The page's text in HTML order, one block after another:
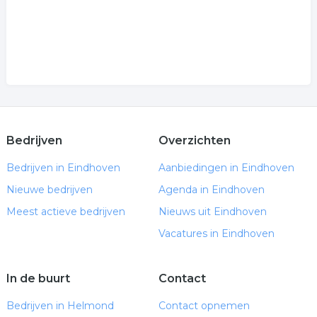
Bedrijven
Bedrijven in Eindhoven
Nieuwe bedrijven
Meest actieve bedrijven
Overzichten
Aanbiedingen in Eindhoven
Agenda in Eindhoven
Nieuws uit Eindhoven
Vacatures in Eindhoven
In de buurt
Bedrijven in Helmond
Contact
Contact opnemen